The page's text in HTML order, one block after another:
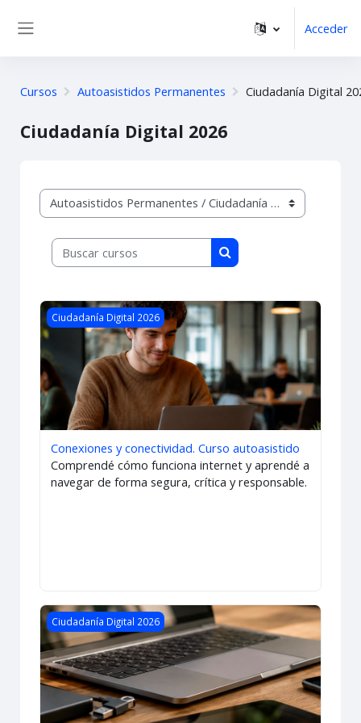
Acceder
Cursos Autoasistidos Permanentes Ciudadanía Digital
Ciudadanía Digital 2026
Categorías
Buscar cursos
Buscar cursos
Imagen del curso Conexiones y conectividad. Curso
Ciudadanía Digital 2026
Conexiones y conectividad. Curso autoasistido
Comprendé cómo funciona internet y aprendé a
navegar de forma segura, crítica y responsable.
Imagen del curso Dispositivos informáticos y
Ciudadanía Digital 2026